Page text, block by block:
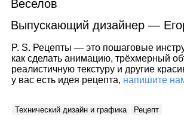
Веселов
Выпускающий дизайнер —
P. S. Рецепты — это пошаговые
как сделать анимацию, трёхмерный
реалистичную текстуру и другие
у вас есть идея рецепта, напишите
Технический дизайн и графика Рецепт